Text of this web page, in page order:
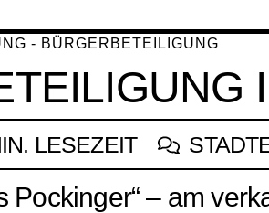
LESEZEIT
Pockinger“ – am